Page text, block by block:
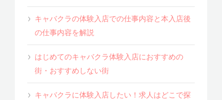
キャバクラの体験入店での仕事内容と本入店後
の仕事内容を解説
はじめてのキャバクラ体験入店におすすめの
街・おすすめしない街
キャバクラに体験入店したい！求人はどこで探